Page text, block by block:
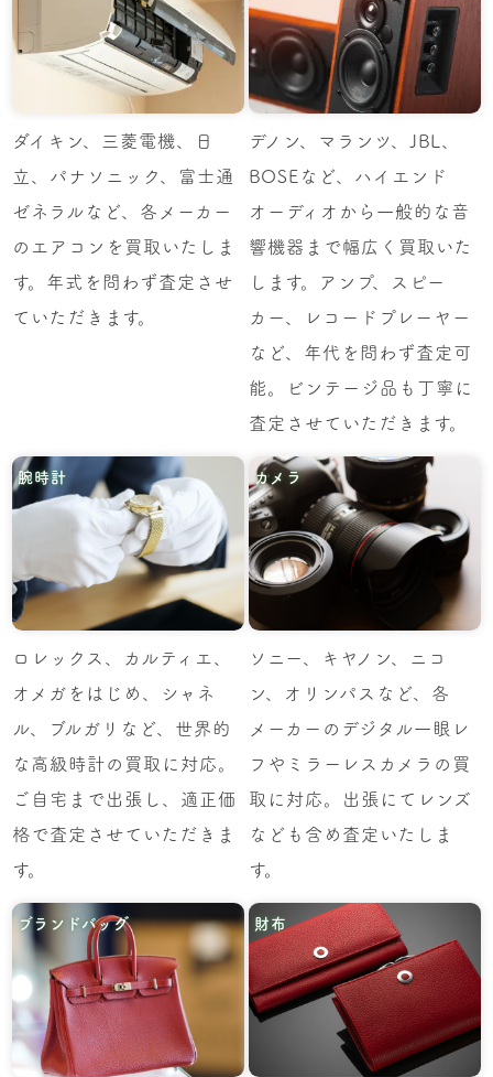
ダイキン、三菱電機、日
立、パナソニック、富士通
ゼネラルなど、各メーカー
のエアコンを買取いたしま
す。年式を問わず査定させ
ていただきます。
デノン、マランツ、JBL、
BOSEなど、ハイエンド
オーディオから一般的な音
響機器まで幅広く買取いた
します。アンプ、スピー
カー、レコードプレーヤー
など、年代を問わず査定可
能。ビンテージ品も丁寧に
査定させていただきます。
腕時計
ロレックス、カルティエ、
オメガをはじめ、シャネ
ル、ブルガリなど、世界的
な高級時計の買取に対応。
ご自宅まで出張し、適正価
格で査定させていただきま
す。
カメラ
ソニー、キヤノン、ニコ
ン、オリンパスなど、各
メーカーのデジタル一眼レ
フやミラーレスカメラの買
取に対応。出張にてレンズ
なども含め査定いたしま
す。
ブランドバッグ 財布